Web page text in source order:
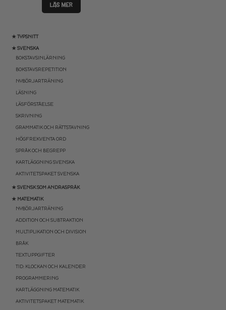
★ TYPSNITT
★ SVENSKA
BOKSTAVSINLÄRNING
BOKSTAVSREPETITION
NYBÖRJARTRÄNING
LÄSNING
LÄSFÖRSTÅELSE
SKRIVNING
GRAMMATIK OCH RÄTTSTAVNING
HÖGFREKVENTA ORD
SPRÅK OCH BEGREPP
KARTLÄGGNING SVENSKA
AKTIVITETSPAKET SVENSKA
★ SVENSK SOM ANDRASPRÅK
★ MATEMATIK
NYBÖRJARTRÄNING
ADDITION OCH SUBTRAKTION
MULTIPLIKATION OCH DIVISION
BRÅK
TEXTUPPGIFTER
TID: KLOCKAN OCH KALENDER
PROGRAMMERING
KARTLÄGGNING MATEMATIK
AKTIVITETSPAKET MATEMATIK
LÄS MER